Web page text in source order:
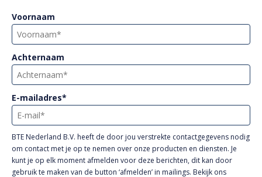
Voornaam
Achternaam
E-mailadres*
BTE Nederland B.V. heeft de door jou verstrekte contactgegevens nodig
om contact met je op te nemen over onze producten en diensten. Je
kunt je op elk moment afmelden voor deze berichten, dit kan door
gebruik te maken van de button ‘afmelden’ in mailings. Bekijk ons